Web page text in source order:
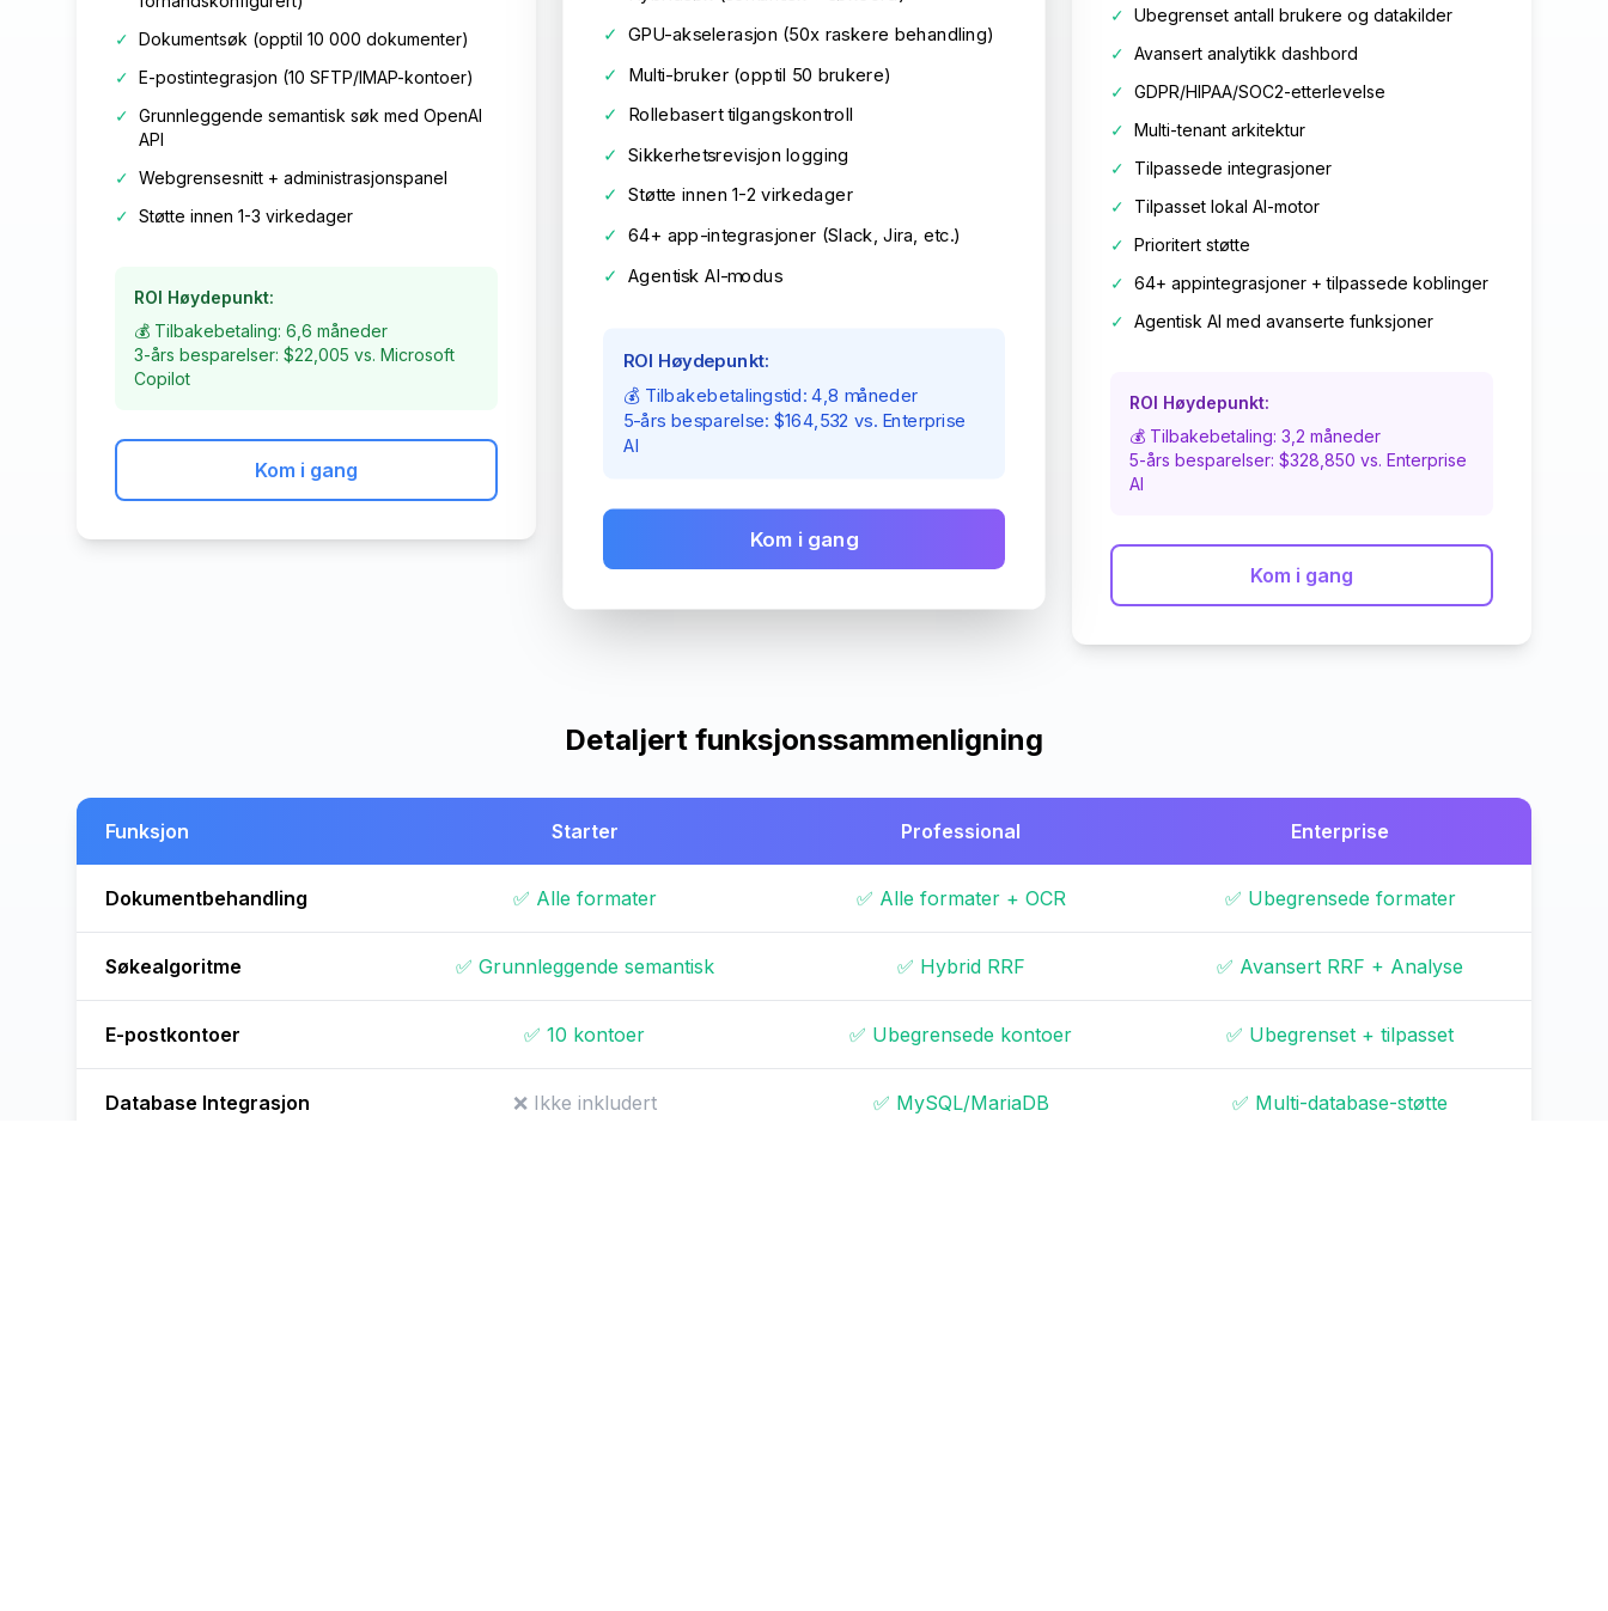
✓ Dokumentsøk (opptil 10 000 dokumenter)
✓ E-postintegrasjon (10 SFTP/IMAP-kontoer)
✓ Grunnleggende semantisk søk med OpenAI
API
✓ Webgrensesnitt + administrasjonspanel
✓ Støtte innen 1-3 virkedager
ROI Høydepunkt:
💰 Tilbakebetaling: 6,6 måneder
3-års besparelser: $22,005 vs. Microsoft
Copilot
Kom i gang
✓
GPU-akselerasjon (50x raskere behandling)
✓ Multi-bruker (opptil 50 brukere)
✓ Rollebasert tilgangskontroll
✓ Sikkerhetsrevisjon logging
✓
Støtte innen 1-2 virkedager
✓
64+ app-integrasjoner (Slack, Jira, etc.)
✓ Agentisk AI-modus
ROI Høydepunkt:
💰 Tilbakebetalingstid: 4,8 måneder
5-års besparelse: $164,532 vs. Enterprise
AI
Kom i gang
✓ Ubegrenset antall brukere og datakilder
✓ Avansert analytikk dashbord
✓ GDPR/HIPAA/SOC2-etterlevelse
✓ Multi-tenant arkitektur
✓
Tilpassede integrasjoner
✓
Tilpasset lokal AI-motor
✓ Prioritert støtte
✓ 64+ appintegrasjoner + tilpassede koblinger
✓ Agentisk AI med avanserte funksjoner
ROI Høydepunkt:
💰 Tilbakebetaling: 3,2 måneder
5-års besparelser: $328,850 vs. Enterprise
AI
Kom i gang
Detaljert funksjonssammenligning
Funksjon Starter Professional Enterprise
Dokumentbehandling ✅ Alle formater ✅ Alle formater + OCR ✅ Ubegrensede formater
Søkealgoritme ✅ Grunnleggende semantisk ✅ Hybrid RRF ✅ Avansert RRF + Analyse
E-postkontoer ✅ 10 kontoer ✅ Ubegrensede kontoer ✅ Ubegrenset + tilpasset
Database Integrasjon ❌ Ikke inkludert ✅ MySQL/MariaDB ✅ Multi-database-støtte